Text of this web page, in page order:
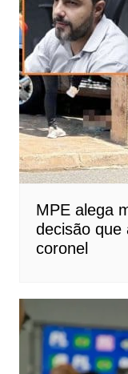
MPE alega
decisão que
coronel